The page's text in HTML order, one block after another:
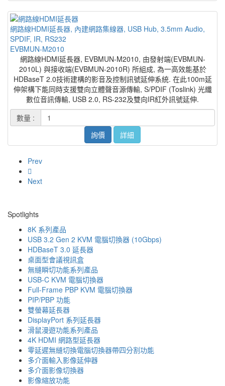
網路線HDMI延長器, 內建網路集線器, USB Hub, 3.5mm Audio,
SPDIF, IR, RS232
EVBMUN-M2010
網路線HDMI延長器, EVBMUN-M2010, 由發射端(EVBMUN-
2010L) 與接收端(EVBMUN-2010R) 所組成, 為一高效能基於
HDBaseT 2.0技術建構的影音及控制訊號延伸系統. 在此100m延
伸架構下能同時支援雙向立體聲音源傳輸, S/PDIF (Toslink) 光纖
數位音訊傳輸, USB 2.0, RS-232及雙向IR紅外訊號延伸.
數量 :
詢價
詳細
Prev
Next
Spotlights
8K 系列產品
USB 3.2 Gen 2 KVM 電腦切換器 (10Gbps)
HDBaseT 3.0 延長器
桌面型會議視訊盒
無縫瞬切功能系列產品
USB-C KVM 電腦切換器
Full-Frame PBP KVM 電腦切換器
PIP/PBP 功能
雙螢幕延長器
DisplayPort 系列延長器
滑鼠漫遊功能系列產品
4K HDMI 網路型延長器
零延遲無縫切換電腦切換器帶四分割功能
多介面輸入影像延伸器
多介面影像切換器
影像縮放功能